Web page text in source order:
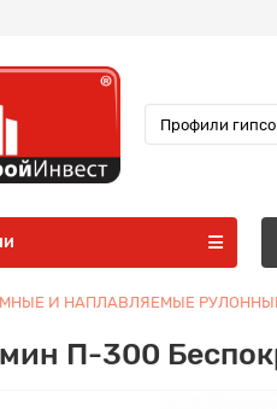
И НАПЛАВЛЯЕМЫЕ
П-300